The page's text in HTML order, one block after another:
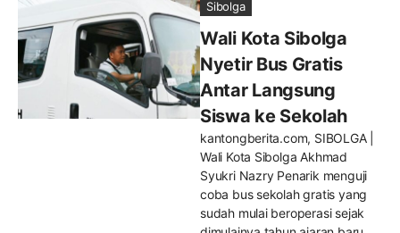
Sibolga
Wali Kota Sibolga
Nyetir Bus Gratis
Antar Langsung
Siswa ke Sekolah
kantongberita.com, SIBOLGA |
Wali Kota Sibolga Akhmad
Syukri Nazry Penarik menguji
coba bus sekolah gratis yang
sudah mulai beroperasi sejak